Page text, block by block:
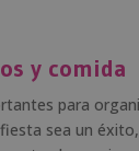
y comida
para
sea un